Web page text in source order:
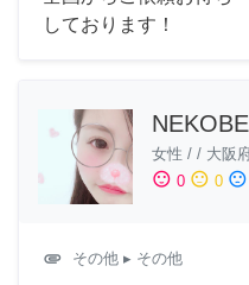
しております！
NEKOBE
女性 / / 大阪
sentiment_satisfied 0 sentiment_neutral 0 sentiment_dissatisfied
attachment その他 ▸ その他